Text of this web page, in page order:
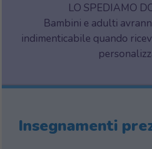
LO SPEDIAMO
Bambini e adulti
indimenticabile quando
Insegnamenti